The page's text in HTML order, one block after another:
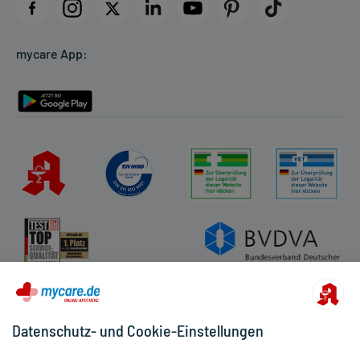
Datenschutz
Rückgabe/Widerruf
mycare App:
Datenschutz- und Cookie-Einstellungen